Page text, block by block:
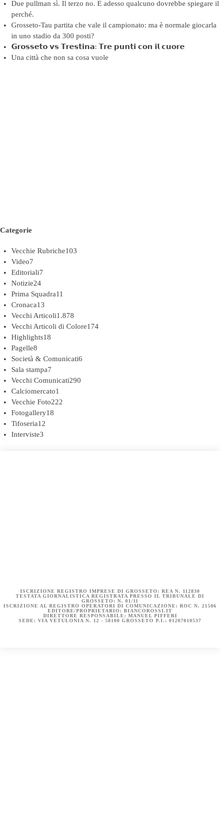
Due pullman sì. Il terzo no. E adesso qualcuno dovrebbe spiegare il
perché.
Grosseto-Tau partita che vale il campionato: ma è normale giocarla
in uno stadio da 300 posti?
𝗚𝗿𝗼𝘀𝘀𝗲𝘁𝗼 𝘃𝘀 𝗧𝗿𝗲𝘀𝘁𝗶𝗻𝗮: 𝗧𝗿𝗲 𝗽𝘂𝗻𝘁𝗶 𝗰𝗼𝗻 𝗶𝗹 𝗰𝘂𝗼𝗿𝗲
Una città che non sa cosa vuole
Categorie
Vecchie Rubriche103
Video7
Editoriali7
Notizie24
Prima Squadra11
Cronaca13
Vecchi Articoli1.878
Vecchi Articoli di Colore174
Highlights18
Pagelle8
Società & Comunicati6
Sala stampa7
Vecchi Comunicati290
Calciomercato1
Vecchie Foto222
Fotogallery18
Tifoseria12
Interviste3
ISCRIZIONE REGISTRO IMPRESE DI GROSSETO: REA N. 112830
TESTATA GIORNALISTICA REGISTRATA PRESSO IL TRIBUNALE DI
GROSSETO: N. 01/11
ISCRIZIONE AL REGISTRO OPERATORI DI COMUNICAZIONE: ROC N. 21506
EDITORE/PROPRIETARIO: BIANCOROSSI.IT
DIRETTORE RESPONSABILE: MANUEL PIFFERI
SEDE: VIA VETULONIA N. 12 - 58100 GROSSETO P.I.: 01207010537